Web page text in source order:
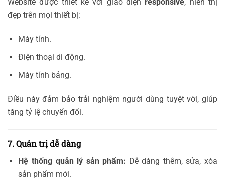
Website được thiết kế với giao diện responsive, hiển thị
đẹp trên mọi thiết bị:
Máy tính.
Điện thoại di động.
Máy tính bảng.
Điều này đảm bảo trải nghiệm người dùng tuyệt vời, giúp
tăng tỷ lệ chuyển đổi.
7. Quản trị dễ dàng
Hệ thống quản lý sản phẩm: Dễ dàng thêm, sửa, xóa
sản phẩm mới.